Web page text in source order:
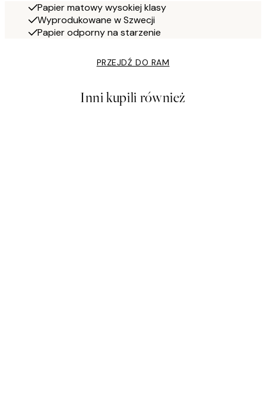
Papier matowy wysokiej klasy
Wyprodukowane w Szwecji
Papier odporny na starzenie
PRZEJDŹ DO RAM
Inni kupili również